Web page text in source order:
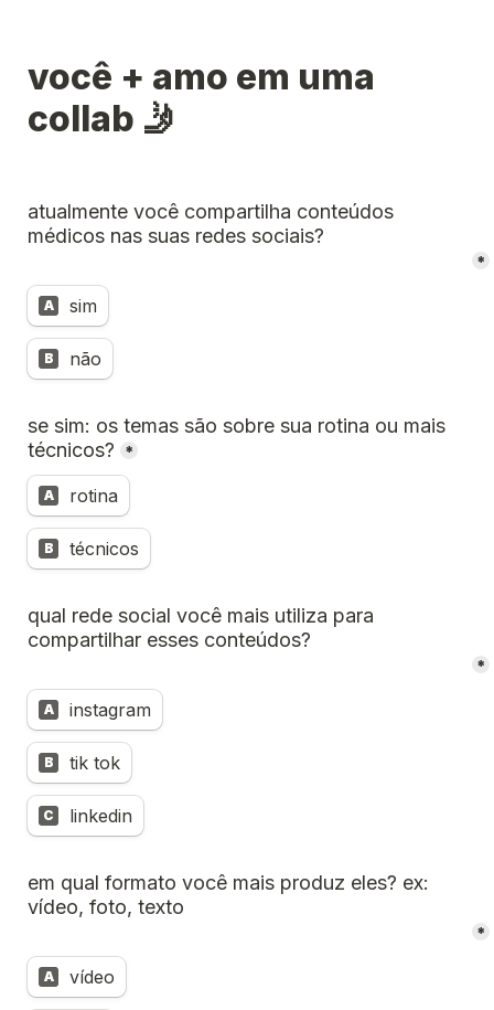
você + amo em uma
collab 🤳
atualmente você compartilha conteúdos
médicos nas suas redes sociais?
*
A sim
B não
se sim: os temas são sobre sua rotina ou mais
técnicos?
*
A rotina
B técnicos
qual rede social você mais utiliza para
compartilhar esses conteúdos?
*
A instagram
B tik tok
C linkedin
em qual formato você mais produz eles? ex:
vídeo, foto, texto
*
A vídeo